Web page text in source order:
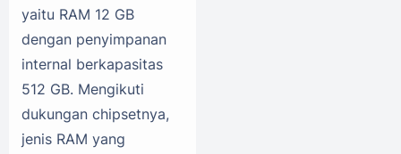
yaitu RAM 12 GB
dengan penyimpanan
internal berkapasitas
512 GB. Mengikuti
dukungan chipsetnya,
jenis RAM yang